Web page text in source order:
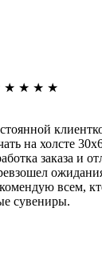
★ ★ ★ ★
на холсте
заказа и
всем,
сувениры.